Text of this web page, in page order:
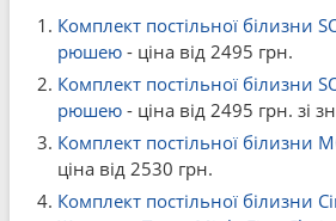
Комплект постільної білизни
рюшею - ціна від 2495 грн.
Комплект постільної білизни
рюшею - ціна від 2495 грн. зі
Комплект постільної білизни
ціна від 2530 грн.
Комплект постільної білизни